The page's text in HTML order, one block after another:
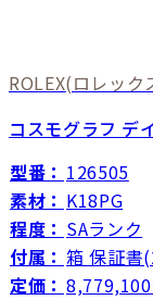
ROLEX(ロレック
コスモグラフ デ
型番： 126505
素材： K18PG
程度： SAランク
付属： 箱 保証書
定価：